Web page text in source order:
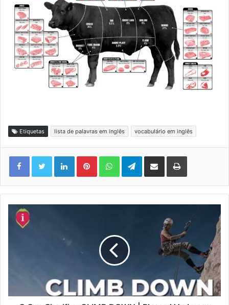
Etiquetas lista de palavras em inglês vocabulário em inglês
LinkedinPinterestWhatsAppTelegram
Compartilhar via e-mail Imprimir